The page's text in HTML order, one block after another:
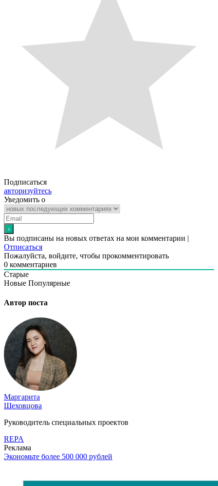
Подписаться
авторизуйтесь
Уведомить о
Вы подписаны на новых ответах на мои комментарии |
Отписаться
Пожалуйста, войдите, чтобы прокомментировать
0 комментариев
Старые
Новые Популярные
Автор поста
Маргарита
Шеховцова
Руководитель специальных проектов
REPA
Реклама
Экономьте более 500 000 рублей